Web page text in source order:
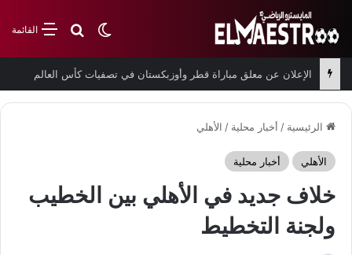
القائمةبحث عن
الوضع المظلم
الإعلان عن معلق مباراة قطر وأوزبكستان في تصفيات كأس العالم
الرئيسية / أخبار محلية / الأهلي
الأهلي أخبار محلية
خلاف جديد في الأهلي بين الخطيب
ولجنة التخطيط